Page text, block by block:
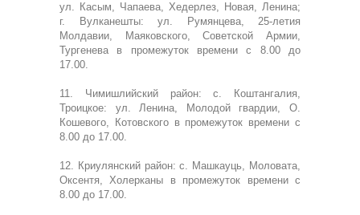
ул. Касым, Чапаева, Хедерлез, Новая, Ленина;
г. Вулканешты: ул. Румянцева, 25-летия
Молдавии, Маяковского, Советской Армии,
Тургенева в промежуток времени с 8.00 до
17.00.
11. Чимишлийский район: с. Коштангалия,
Троицкое: ул. Ленина, Молодой гвардии, О.
Кошевого, Котовского в промежуток времени с
8.00 до 17.00.
12. Криулянский район: с. Машкауць, Моловата,
Оксентя, Холерканы в промежуток времени с
8.00 до 17.00.